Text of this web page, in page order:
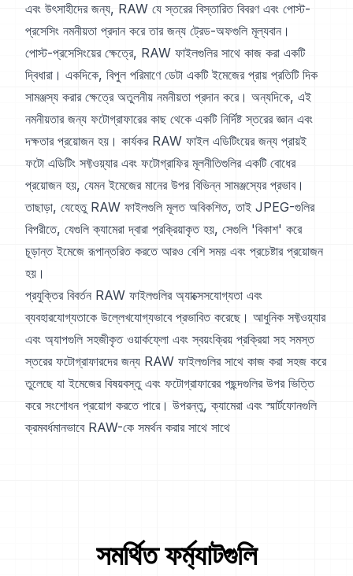
এবং উৎসাহীদের জন্য, RAW যে স্তরের বিস্তারিত বিবরণ এবং পোস্ট-
প্রসেসিং নমনীয়তা প্রদান করে তার জন্য ট্রেড-অফগুলি মূল্যবান।
পোস্ট-প্রসেসিংয়ের ক্ষেত্রে, RAW ফাইলগুলির সাথে কাজ করা একটি
দ্বিধারা। একদিকে, বিপুল পরিমাণে ডেটা একটি ইমেজের প্রায় প্রতিটি দিক
সামঞ্জস্য করার ক্ষেত্রে অতুলনীয় নমনীয়তা প্রদান করে। অন্যদিকে, এই
নমনীয়তার জন্য ফটোগ্রাফারের কাছ থেকে একটি নির্দিষ্ট স্তরের জ্ঞান এবং
দক্ষতার প্রয়োজন হয়। কার্যকর RAW ফাইল এডিটিংয়ের জন্য প্রায়ই
ফটো এডিটিং সফ্টওয়্যার এবং ফটোগ্রাফির মূলনীতিগুলির একটি বোধের
প্রয়োজন হয়, যেমন ইমেজের মানের উপর বিভিন্ন সামঞ্জস্যের প্রভাব।
তাছাড়া, যেহেতু RAW ফাইলগুলি মূলত অবিকশিত, তাই JPEG-গুলির
বিপরীতে, যেগুলি ক্যামেরা দ্বারা প্রক্রিয়াকৃত হয়, সেগুলি 'বিকাশ' করে
চূড়ান্ত ইমেজে রূপান্তরিত করতে আরও বেশি সময় এবং প্রচেষ্টার প্রয়োজন
হয়।
প্রযুক্তির বিবর্তন RAW ফাইলগুলির অ্যাক্সেসযোগ্যতা এবং
ব্যবহারযোগ্যতাকে উল্লেখযোগ্যভাবে প্রভাবিত করেছে। আধুনিক সফ্টওয়্যার
এবং অ্যাপগুলি সহজীকৃত ওয়ার্কফ্লো এবং স্বয়ংক্রিয় প্রক্রিয়া সহ সমস্ত
স্তরের ফটোগ্রাফারদের জন্য RAW ফাইলগুলির সাথে কাজ করা সহজ করে
তুলেছে যা ইমেজের বিষয়বস্তু এবং ফটোগ্রাফারের পছন্দগুলির উপর ভিত্তি
করে সংশোধন প্রয়োগ করতে পারে। উপরন্তু, ক্যামেরা এবং স্মার্টফোনগুলি
ক্রমবর্ধমানভাবে RAW-কে সমর্থন করার সাথে সাথে
সমর্থিত ফর্ম্যাটগুলি